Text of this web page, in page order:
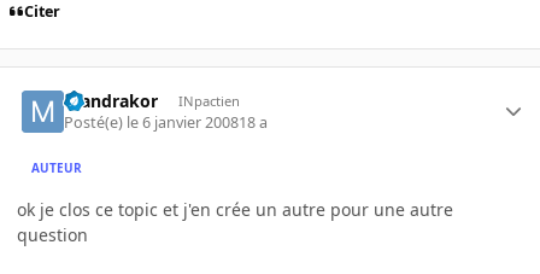
Citer
mandrakor INpactien
Posté(e) le 6 janvier 200818 a
AUTEUR
ok je clos ce topic et j'en crée un autre pour une autre
question